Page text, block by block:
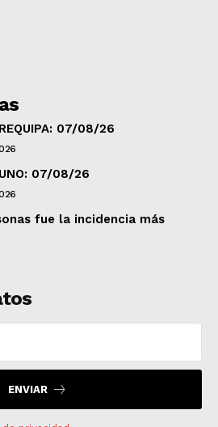
07/08/26
07/08/26
fue la incidencia más
ENVIAR